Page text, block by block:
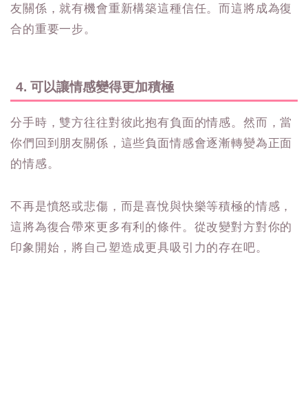
友關係，就有機會重新構築這種信任。而這將成為復
合的重要一步。
4. 可以讓情感變得更加積極
分手時，雙方往往對彼此抱有負面的情感。然而，當
你們回到朋友關係，這些負面情感會逐漸轉變為正面
的情感。
不再是憤怒或悲傷，而是喜悅與快樂等積極的情感，
這將為復合帶來更多有利的條件。從改變對方對你的
印象開始，將自己塑造成更具吸引力的存在吧。